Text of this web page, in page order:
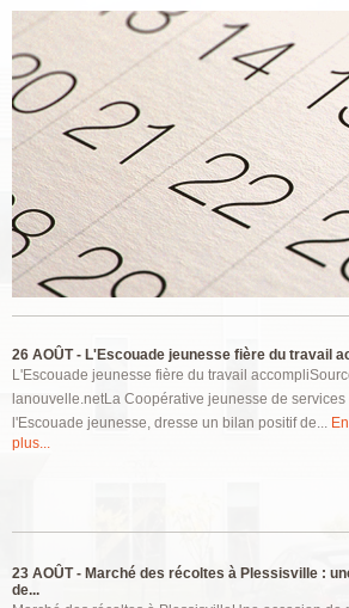
26 AOÛT - L'Escouade jeunesse fière du travail
L'Escouade jeunesse fière du travail
lanouvelle.netLa Coopérative jeunesse de services
l'Escouade jeunesse, dresse un bilan positif de...
plus...
23 AOÛT - Marché des récoltes à Plessisville :
de...
Pages